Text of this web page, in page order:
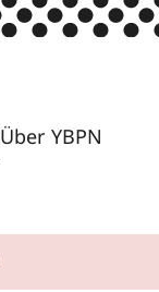
Über YBPN